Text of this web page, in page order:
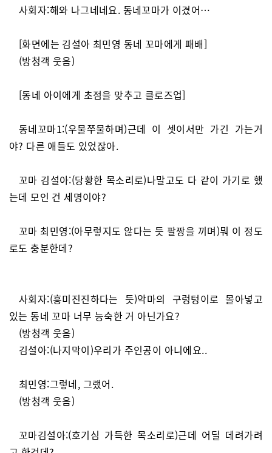
사회자:해와 나그네네요. 동네꼬마가 이겼어…
[화면에는 김설아 최민영 동네 꼬마에게 패배]
(방청객 웃음)
[동네 아이에게 초점을 맞추고 클로즈업]
동네꼬마1:(우물쭈물하며)근데 이 셋이서만 가긴 가는거
야? 다른 애들도 있었잖아.
꼬마 김설아:(당황한 목소리로)나말고도 다 같이 가기로 했
는데 모인 건 세명이야?
꼬마 최민영:(아무렇지도 않다는 듯 팔짱을 끼며)뭐 이 정도
로도 충분한데?
사회자:(흥미진진하다는 듯)악마의 구렁텅이로 몰아넣고
있는 동네 꼬마 너무 능숙한 거 아닌가요?
(방청객 웃음)
김설아:(나지막이)우리가 주인공이 아니에요..
최민영:그렇네, 그랬어.
(방청객 웃음)
꼬마김설아:(호기심 가득한 목소리로)근데 어딜 데려가려